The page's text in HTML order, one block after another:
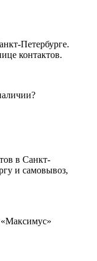
Петербурге.
контактов.
в Санкт-
и самовывоз,